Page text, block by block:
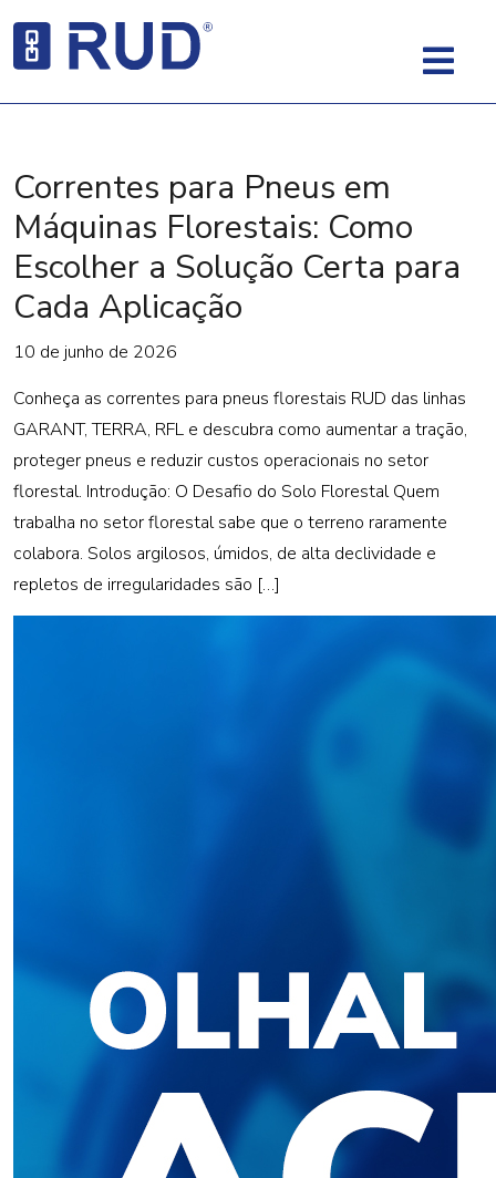
Correntes para Pneus em
Máquinas Florestais: Como
Escolher a Solução Certa para
Cada Aplicação
10 de junho de 2026
Conheça as correntes para pneus florestais RUD das linhas
GARANT, TERRA, RFL e descubra como aumentar a tração,
proteger pneus e reduzir custos operacionais no setor
florestal. Introdução: O Desafio do Solo Florestal Quem
trabalha no setor florestal sabe que o terreno raramente
colabora. Solos argilosos, úmidos, de alta declividade e
repletos de irregularidades são […]